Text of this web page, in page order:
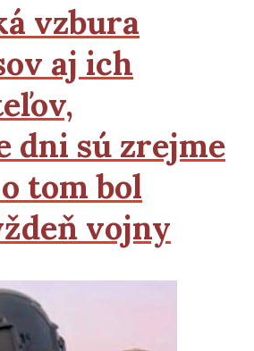
vzbura
aj ich
dni sú zrejme
tom bol
vojny